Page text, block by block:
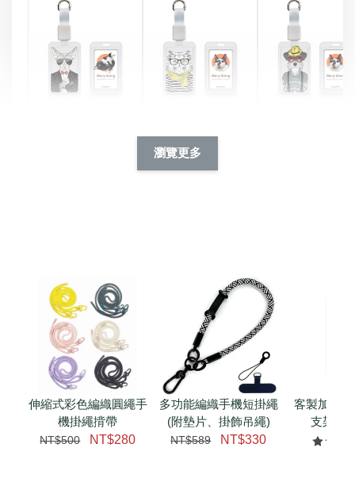
件套(附伸縮卡扣)
CSAA05
加入購物車
瀏覽更多
瀏覽更多
伸縮式彩色編織圓繩手
機掛繩揹帶
NT$500 NT$280
多功能編織手機短掛繩
(附墊片、掛飾吊繩)
NT$589 NT$330
客製加購
支架 腕